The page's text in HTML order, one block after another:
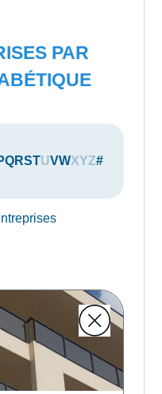
PAR
QRSTUVWXYZ#